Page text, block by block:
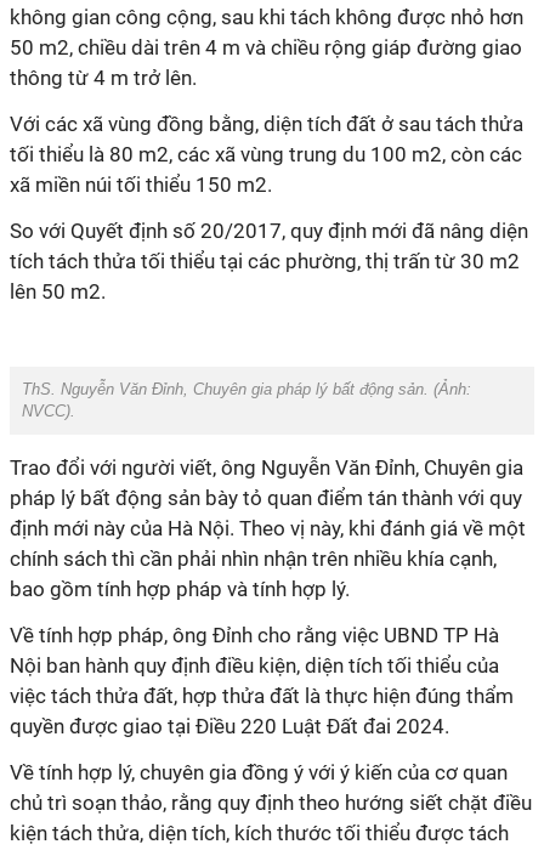
không gian công cộng, sau khi tách không được nhỏ hơn
50 m2, chiều dài trên 4 m và chiều rộng giáp đường giao
thông từ 4 m trở lên.
Với các xã vùng đồng bằng, diện tích đất ở sau tách thửa
tối thiểu là 80 m2, các xã vùng trung du 100 m2, còn các
xã miền núi tối thiểu 150 m2.
So với Quyết định số 20/2017, quy định mới đã nâng diện
tích tách thửa tối thiểu tại các phường, thị trấn từ 30 m2
lên 50 m2.
ThS. Nguyễn Văn Đỉnh, Chuyên gia pháp lý bất động sản. (Ảnh:
NVCC).
Trao đổi với người viết, ông Nguyễn Văn Đỉnh, Chuyên gia
pháp lý bất động sản bày tỏ quan điểm tán thành với quy
định mới này của Hà Nội. Theo vị này, khi đánh giá về một
chính sách thì cần phải nhìn nhận trên nhiều khía cạnh,
bao gồm tính hợp pháp và tính hợp lý.
Về tính hợp pháp, ông Đỉnh cho rằng việc UBND TP Hà
Nội ban hành quy định điều kiện, diện tích tối thiểu của
việc tách thửa đất, hợp thửa đất là thực hiện đúng thẩm
quyền được giao tại Điều 220 Luật Đất đai 2024.
Về tính hợp lý, chuyên gia đồng ý với ý kiến của cơ quan
chủ trì soạn thảo, rằng quy định theo hướng siết chặt điều
kiện tách thửa, diện tích, kích thước tối thiểu được tách